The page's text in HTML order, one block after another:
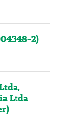
2)
Ltda